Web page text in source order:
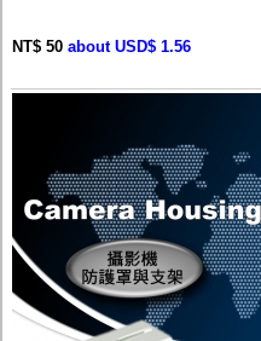
NT$ 50 about USD$ 1.56